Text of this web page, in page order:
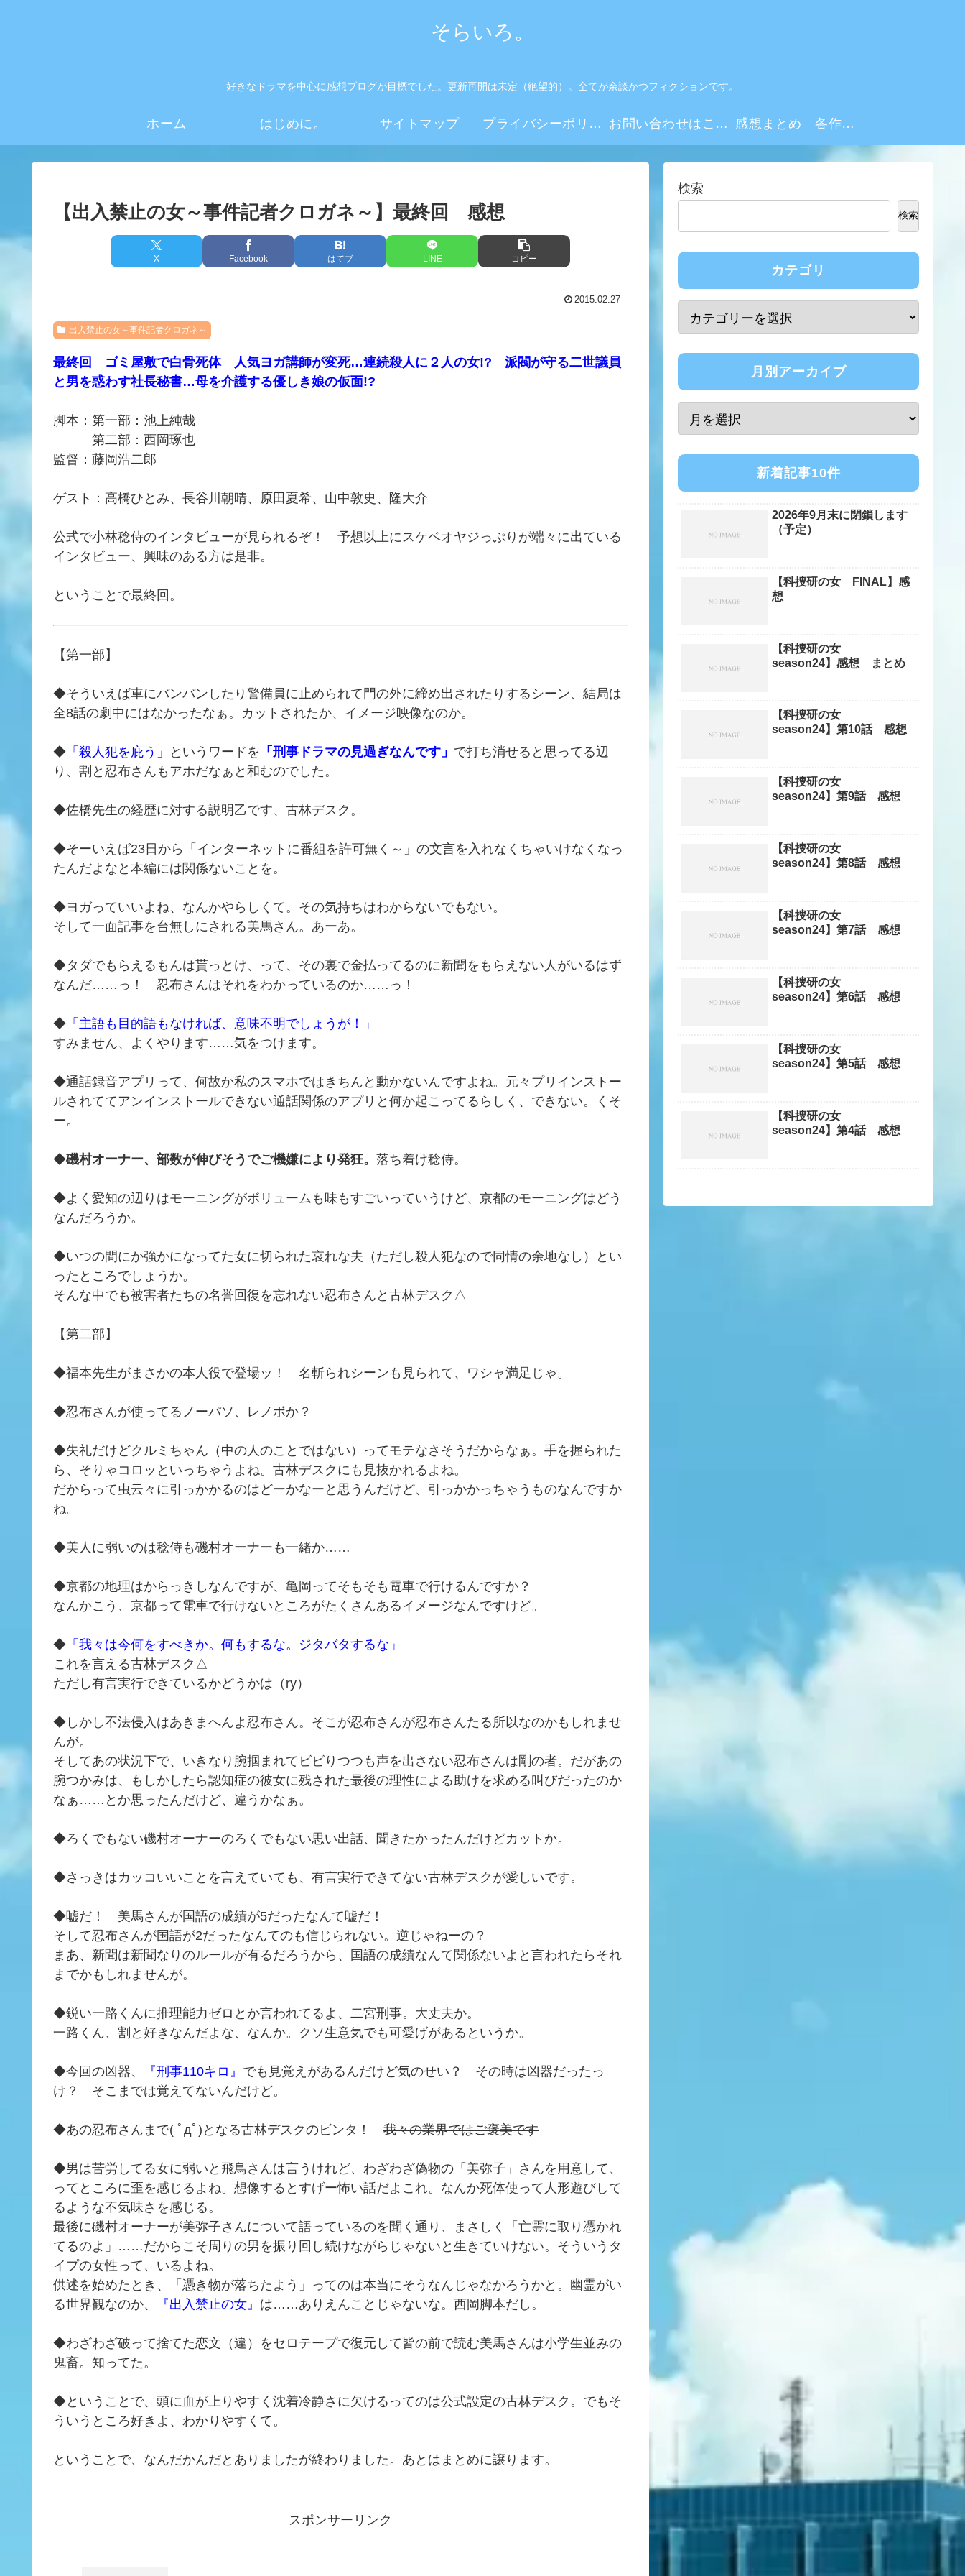
そらいろ。
好きなドラマを中心に感想ブログが目標でした。更新再開は未定（絶望的）。全てが余談かつフィクションです。
ホーム はじめに。 サイトマップ プライバシーポリシー お問い合わせはこちらから 感想まとめ 各作品・シーズンリンク集
【出入禁止の女～事件記者クロガネ～】最終回 感想
X Facebook はてブ LINE コピー
2015.02.27
出入禁止の女～事件記者クロガネ～
最終回 ゴミ屋敷で白骨死体 人気ヨガ講師が変死…連続殺人に２人の女!? 派閥が守る二世議員
と男を惑わす社長秘書…母を介護する優しき娘の仮面!?
脚本：第一部：池上純哉
第二部：西岡琢也
監督：藤岡浩二郎
ゲスト：高橋ひとみ、長谷川朝晴、原田夏希、山中敦史、隆大介
公式で小林稔侍のインタビューが見られるぞ！ 予想以上にスケベオヤジっぷりが端々に出ている
インタビュー、興味のある方は是非。
ということで最終回。
【第一部】
◆そういえば車にバンバンしたり警備員に止められて門の外に締め出されたりするシーン、結局は
全8話の劇中にはなかったなぁ。カットされたか、イメージ映像なのか。
◆ 「殺人犯を庇う」 というワードを 「刑事ドラマの見過ぎなんです」 で打ち消せると思ってる辺
り、割と忍布さんもアホだなぁと和むのでした。
◆佐橋先生の経歴に対する説明乙です、古林デスク。
◆そーいえば23日から「インターネットに番組を許可無く～」の文言を入れなくちゃいけなくなっ
たんだよなと本編には関係ないことを。
◆ヨガっていいよね、なんかやらしくて。その気持ちはわからないでもない。
そして一面記事を台無しにされる美馬さん。あーあ。
◆タダでもらえるもんは貰っとけ、って、その裏で金払ってるのに新聞をもらえない人がいるはず
なんだ……っ！ 忍布さんはそれをわかっているのか……っ！
◆ 「主語も目的語もなければ、意味不明でしょうが！」
すみません、よくやります……気をつけます。
◆通話録音アプリって、何故か私のスマホではきちんと動かないんですよね。元々プリインストー
ルされててアンインストールできない通話関係のアプリと何か起こってるらしく、できない。くそ
ー。
◆磯村オーナー、部数が伸びそうでご機嫌により発狂。 落ち着け稔侍。
◆よく愛知の辺りはモーニングがボリュームも味もすごいっていうけど、京都のモーニングはどう
なんだろうか。
◆いつの間にか強かになってた女に切られた哀れな夫（ただし殺人犯なので同情の余地なし）とい
ったところでしょうか。
そんな中でも被害者たちの名誉回復を忘れない忍布さんと古林デスク△
【第二部】
◆福本先生がまさかの本人役で登場ッ！ 名斬られシーンも見られて、ワシャ満足じゃ。
◆忍布さんが使ってるノーパソ、レノボか？
◆失礼だけどクルミちゃん（中の人のことではない）ってモテなさそうだからなぁ。手を握られた
ら、そりゃコロッといっちゃうよね。古林デスクにも見抜かれるよね。
だからって虫云々に引っかかるのはどーかなーと思うんだけど、引っかかっちゃうものなんですか
ね。
◆美人に弱いのは稔侍も磯村オーナーも一緒か……
◆京都の地理はからっきしなんですが、亀岡ってそもそも電車で行けるんですか？
なんかこう、京都って電車で行けないところがたくさんあるイメージなんですけど。
◆ 「我々は今何をすべきか。何もするな。ジタバタするな」
これを言える古林デスク△
ただし有言実行できているかどうかは（ry）
◆しかし不法侵入はあきまへんよ忍布さん。そこが忍布さんが忍布さんたる所以なのかもしれませ
んが。
そしてあの状況下で、いきなり腕掴まれてビビりつつも声を出さない忍布さんは剛の者。だがあの
腕つかみは、もしかしたら認知症の彼女に残された最後の理性による助けを求める叫びだったのか
なぁ……とか思ったんだけど、違うかなぁ。
◆ろくでもない磯村オーナーのろくでもない思い出話、聞きたかったんだけどカットか。
◆さっきはカッコいいことを言えていても、有言実行できてない古林デスクが愛しいです。
◆嘘だ！ 美馬さんが国語の成績が5だったなんて嘘だ！
そして忍布さんが国語が2だったなんてのも信じられない。逆じゃねーの？
まあ、新聞は新聞なりのルールが有るだろうから、国語の成績なんて関係ないよと言われたらそれ
までかもしれませんが。
◆鋭い一路くんに推理能力ゼロとか言われてるよ、二宮刑事。大丈夫か。
一路くん、割と好きなんだよな、なんか。クソ生意気でも可愛げがあるというか。
◆今回の凶器、 『刑事110キロ』 でも見覚えがあるんだけど気のせい？ その時は凶器だったっ
け？ そこまでは覚えてないんだけど。
◆あの忍布さんまで( ﾟдﾟ)となる古林デスクのビンタ！ 我々の業界ではご褒美です
◆男は苦労してる女に弱いと飛鳥さんは言うけれど、わざわざ偽物の「美弥子」さんを用意して、
ってところに歪を感じるよね。想像するとすげー怖い話だよこれ。なんか死体使って人形遊びして
るような不気味さを感じる。
最後に磯村オーナーが美弥子さんについて語っているのを聞く通り、まさしく「亡霊に取り憑かれ
てるのよ」……だからこそ周りの男を振り回し続けながらじゃないと生きていけない。そういうタ
イプの女性って、いるよね。
供述を始めたとき、「憑き物が落ちたよう」ってのは本当にそうなんじゃなかろうかと。幽霊がい
る世界観なのか、
『出入禁止の女』 は……ありえんことじゃないな。西岡脚本だし。
◆わざわざ破って捨てた恋文（違）をセロテープで復元して皆の前で読む美馬さんは小学生並みの
鬼畜。知ってた。
◆ということで、頭に血が上りやすく沈着冷静さに欠けるってのは公式設定の古林デスク。でもそ
ういうところ好きよ、わかりやすくて。
ということで、なんだかんだとありましたが終わりました。あとはまとめに譲ります。
スポンサーリンク
検索
検索
カテゴリ
月別アーカイブ
新着記事10件
2026年9月末に閉鎖します
（予定）
【科捜研の女 FINAL】感
想
【科捜研の女
season24】感想 まとめ
【科捜研の女
season24】第10話 感想
【科捜研の女
season24】第9話 感想
【科捜研の女
season24】第8話 感想
【科捜研の女
season24】第7話 感想
【科捜研の女
season24】第6話 感想
【科捜研の女
season24】第5話 感想
【科捜研の女
season24】第4話 感想